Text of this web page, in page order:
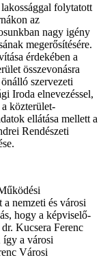
folytatott
az
nagy igény
megerősítésére.
érdekében a
összevonásra
szervezeti
Iroda elnevezéssel,
közterület-
ellátása mellett a
Rendészeti
nemzeti és városi
hogy a képviselő-
Kucsera Ferenc
így a városi
Városi